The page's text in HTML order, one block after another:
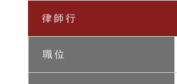
律 師 行
職 位